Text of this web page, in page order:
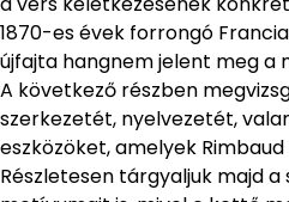
1870-es évek forrongó
újfajta hangnem jelent meg a
A következő részben
szerkezetét, nyelvezetét,
eszközöket, amelyek
Részletesen tárgyaljuk majd